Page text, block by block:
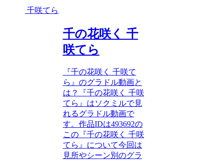
千咲てら
千の花咲く 千
咲てら
『千の花咲く 千咲て
ら』のグラドル動画と
は？『千の花咲く 千咲
てら』はソクミルで見
れるグラドル動画で
す。作品IDは493692の
この『千の花咲く 千咲
てら』について今回は
見所やシーン別のグラ